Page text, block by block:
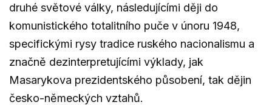
druhé světové války, následujícími ději do
komunistického totalitního puče v únoru 1948,
specifickými rysy tradice ruského nacionalismu a
značně dezinterpretujícími výklady, jak
Masarykova prezidentského působení, tak dějin
česko-německých vztahů.